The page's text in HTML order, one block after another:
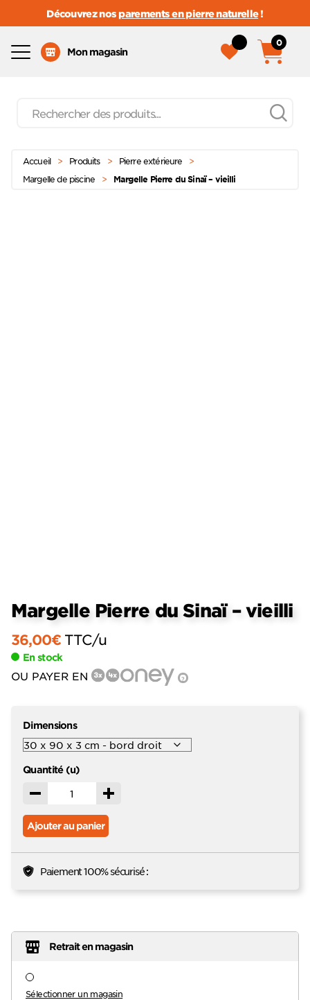
Découvrez nosparements en pierre naturelle!
Mon magasin
0
contenu
Menu
Accueil > Produits > Pierre extérieure
>
Margelle de piscine
> Margelle Pierre du Sinaï – vieilli
Margelle Pierre du Sinaï – vieilli
36,00€ TTC/u
En stock
OU PAYER EN ?
Dimensions
Quantité (u)
Décrémenter Incrémenter
Ajouter au panier
Paiement 100% sécurisé :
Retrait en magasin
Sélectionner un magasin